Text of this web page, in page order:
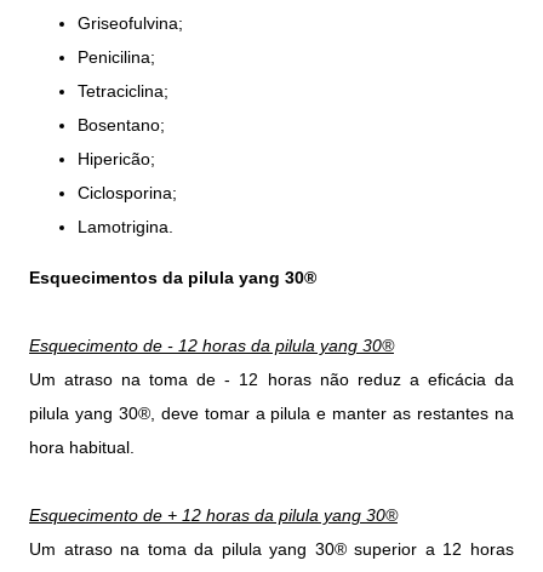
Griseofulvina;
Penicilina;
Tetraciclina;
Bosentano;
Hipericão;
Ciclosporina;
Lamotrigina.
Esquecimentos da pilula yang 30®
Esquecimento de - 12 horas da pilula yang 30®
Um atraso na toma de - 12 horas não reduz a eficácia da
pilula yang 30®, deve tomar a pilula e manter as restantes na
hora habitual.
Esquecimento de + 12 horas da pilula yang 30®
Um atraso na toma da pilula yang 30® superior a 12 horas